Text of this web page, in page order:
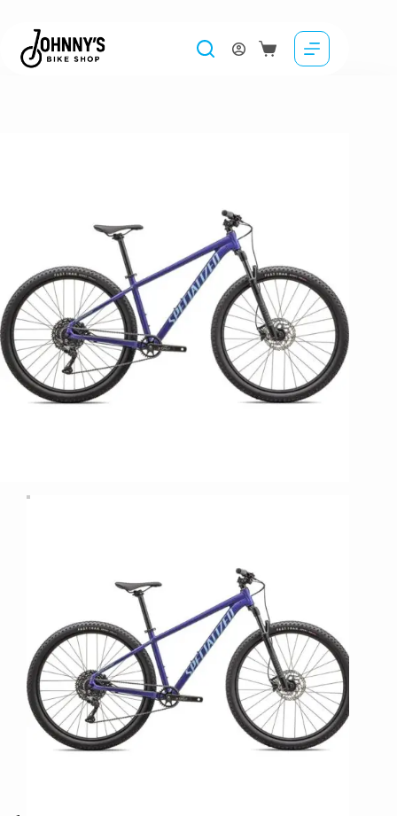
4,379.00lei Selectează opțiunile